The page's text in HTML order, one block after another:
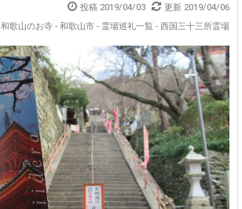
投稿 2019/04/03
更新 2019/04/06
和歌山のお寺 - 和歌山市 - 霊場巡礼一覧 - 西国三十三所霊場